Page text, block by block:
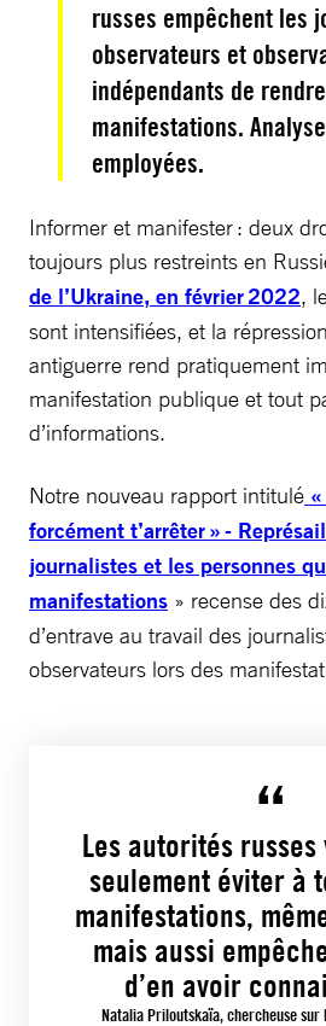
russes empêchent les
observateurs et
indépendants de
manifestations.
employées.
Informer et manifester : deux
toujours plus restreints en
de l’Ukraine, en février 2022,
sont intensifiées, et la
antiguerre rend pratiquement
manifestation publique et tout
d’informations.
Notre nouveau rapport intitulé
forcément t’arrêter » -
journalistes et les personnes
manifestations » recense des
d’entrave au travail des
observateurs lors des
Les autorités
seulement éviter à
manifestations,
mais aussi
d’en avoir
Natalia Priloutskaïa, chercheuse sur